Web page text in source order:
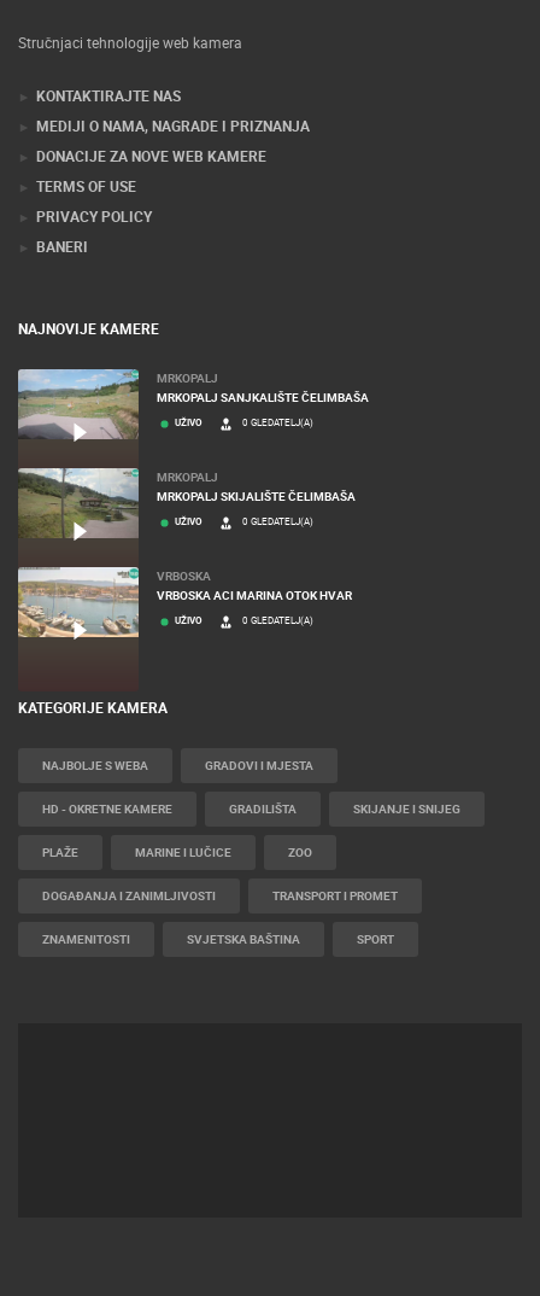
Stručnjaci tehnologije web kamera
KONTAKTIRAJTE NAS
MEDIJI O NAMA, NAGRADE I PRIZNANJA
DONACIJE ZA NOVE WEB KAMERE
TERMS OF USE
PRIVACY POLICY
BANERI
NAJNOVIJE KAMERE
MRKOPALJ
MRKOPALJ SANJKALIŠTE ČELIMBAŠA
UŽIVO 0 GLEDATELJ(A)
MRKOPALJ
MRKOPALJ SKIJALIŠTE ČELIMBAŠA
UŽIVO 0 GLEDATELJ(A)
VRBOSKA
VRBOSKA ACI MARINA OTOK HVAR
UŽIVO 0 GLEDATELJ(A)
KATEGORIJE KAMERA
NAJBOLJE S WEBA GRADOVI I MJESTA
HD - OKRETNE KAMERE GRADILIŠTA SKIJANJE I SNIJEG
PLAŽE MARINE I LUČICE ZOO
DOGAĐANJA I ZANIMLJIVOSTI TRANSPORT I PROMET
ZNAMENITOSTI SVJETSKA BAŠTINA SPORT